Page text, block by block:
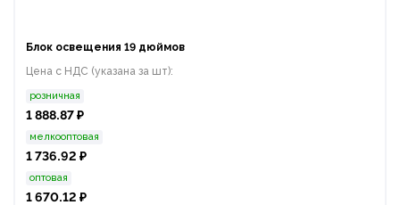
Блок освещения 19 дюймов
Цена с НДС (указана за шт):
розничная
1 888.87 ₽
мелкооптовая
1 736.92 ₽
оптовая
1 670.12 ₽